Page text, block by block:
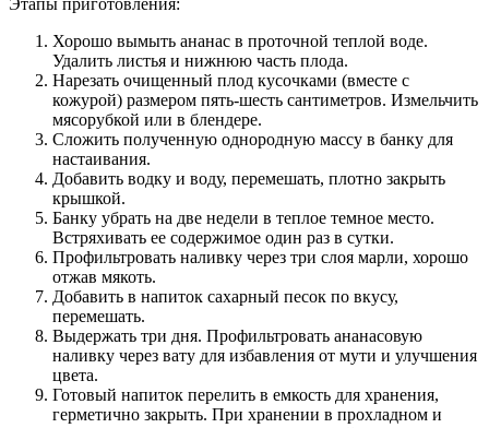
Хорошо вымыть ананас в проточной теплой воде.
Удалить листья и нижнюю часть плода.
Нарезать очищенный плод кусочками (вместе с
кожурой) размером пять-шесть сантиметров. Измельчить
мясорубкой или в блендере.
Сложить полученную однородную массу в банку для
настаивания.
Добавить водку и воду, перемешать, плотно закрыть
крышкой.
Банку убрать на две недели в теплое темное место.
Встряхивать ее содержимое один раз в сутки.
Профильтровать наливку через три слоя марли, хорошо
отжав мякоть.
Добавить в напиток сахарный песок по вкусу,
перемешать.
Выдержать три дня. Профильтровать ананасовую
наливку через вату для избавления от мути и улучшения
цвета.
Готовый напиток перелить в емкость для хранения,
герметично закрыть. При хранении в прохладном и